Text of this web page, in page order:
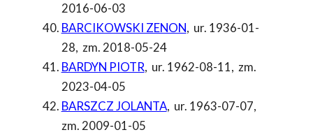
2016-06-03
BARCIKOWSKI ZENON, ur. 1936-01-
28, zm. 2018-05-24
BARDYN PIOTR, ur. 1962-08-11, zm.
2023-04-05
BARSZCZ JOLANTA, ur. 1963-07-07,
zm. 2009-01-05